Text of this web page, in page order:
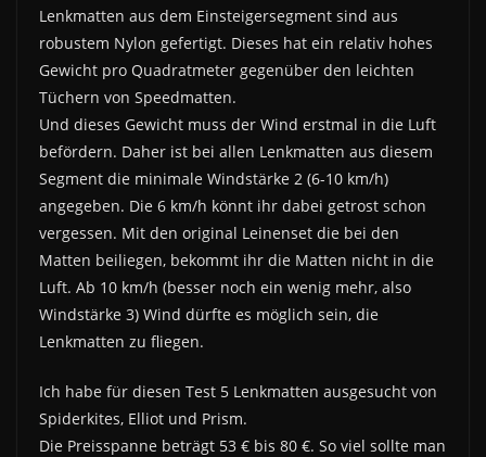
Lenkmatten aus dem Einsteigersegment sind aus
robustem Nylon gefertigt. Dieses hat ein relativ hohes
Gewicht pro Quadratmeter gegenüber den leichten
Tüchern von Speedmatten.
Und dieses Gewicht muss der Wind erstmal in die Luft
befördern. Daher ist bei allen Lenkmatten aus diesem
Segment die minimale Windstärke 2 (6-10 km/h)
angegeben. Die 6 km/h könnt ihr dabei getrost schon
vergessen. Mit den original Leinenset die bei den
Matten beiliegen, bekommt ihr die Matten nicht in die
Luft. Ab 10 km/h (besser noch ein wenig mehr, also
Windstärke 3) Wind dürfte es möglich sein, die
Lenkmatten zu fliegen.
Ich habe für diesen Test 5 Lenkmatten ausgesucht von
Spiderkites, Elliot und Prism.
Die Preisspanne beträgt 53 € bis 80 €. So viel sollte man